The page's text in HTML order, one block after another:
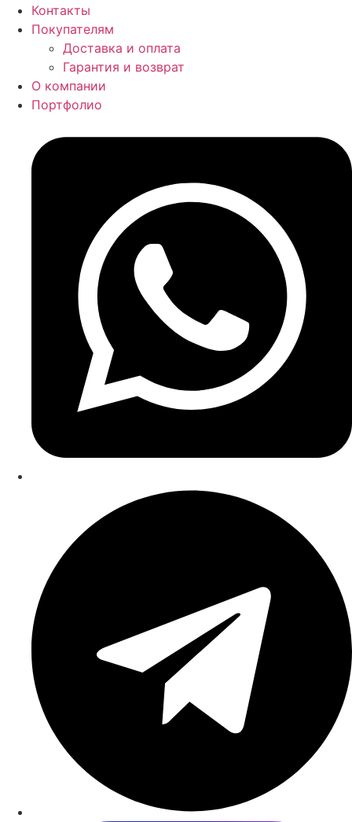
Контакты
Покупателям
Доставка и оплата
Гарантия и возврат
О компании
Портфолио